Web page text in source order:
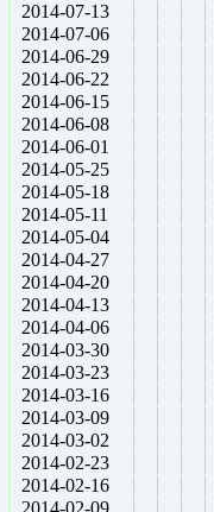
2014-07-13
2014-07-06
2014-06-29
2014-06-22
2014-06-15
2014-06-08
2014-06-01
2014-05-25
2014-05-18
2014-05-11
2014-05-04
2014-04-27
2014-04-20
2014-04-13
2014-04-06
2014-03-30
2014-03-23
2014-03-16
2014-03-09
2014-03-02
2014-02-23
2014-02-16
2014-02-09